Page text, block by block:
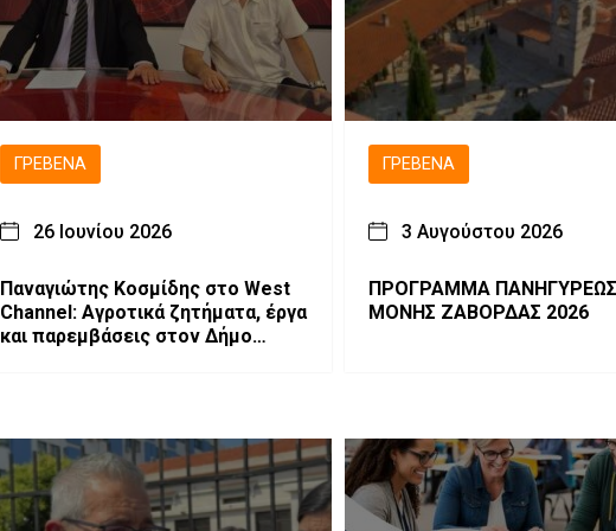
ΓΡΕΒΕΝΆ
26 Ιουνίου 2026
Παναγιώτης Κοσμίδης στο West
Channel: Αγροτικά ζητήματα, έργα
και παρεμβάσεις στον Δήμο
ΓΡΕΒΕΝΆ
3 Αυγούστου 2026
ΠΡΟΓΡΑΜΜΑ ΠΑΝΗΓΥΡΕΩΣ
ΜΟΝΗΣ ΖΑΒΟΡΔΑΣ 2026